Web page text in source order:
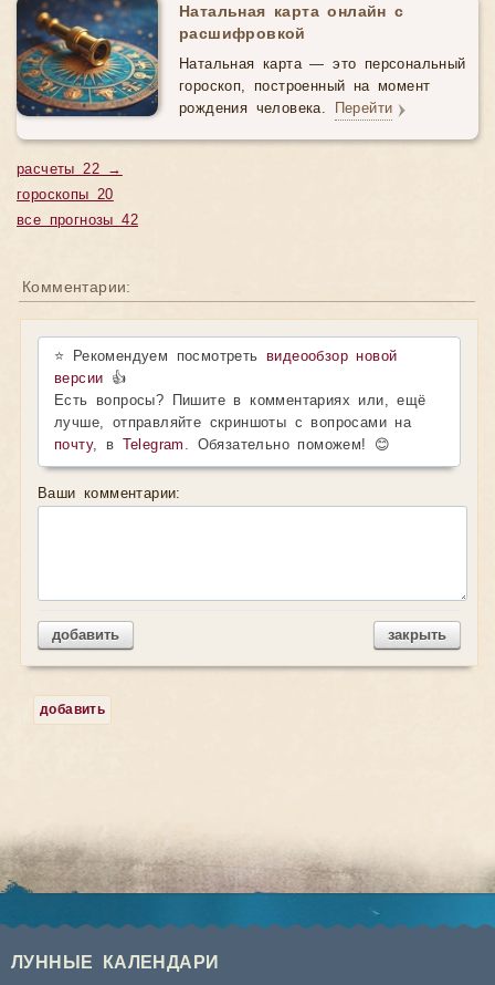
Натальная карта онлайн с
расшифровкой
Натальная карта — это персональный
гороскоп, построенный на момент
рождения человека. Перейти
расчеты 22 →
гороскопы 20
все прогнозы 42
Комментарии:
⭐ Рекомендуем посмотретьвидеообзор новой
версии 👍
Есть вопросы? Пишите в комментариях или, ещё
лучше, отправляйте скриншоты с вопросами на
почту, в Telegram . Обязательно поможем! 😊
Ваши комментарии:
добавить закрыть
добавить
ЛУННЫЕ КАЛЕНДАРИ